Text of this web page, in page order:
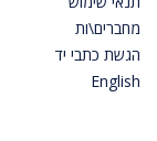
מחברים\ות
הגשת כתבי יד
English